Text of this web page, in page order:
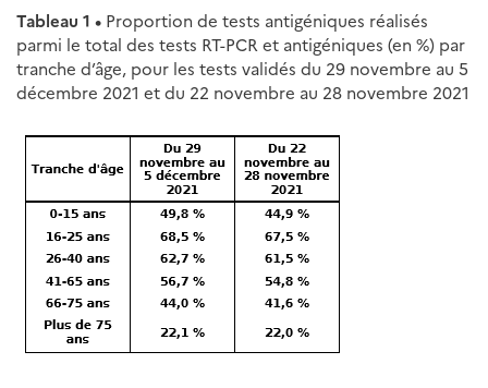
Tableau 1 • Proportion de tests antigéniques réalisés
parmi le total des tests RT-PCR et antigéniques (en %) par
tranche d’âge, pour les tests validés du 29 novembre au 5
décembre 2021 et du 22 novembre au 28 novembre 2021